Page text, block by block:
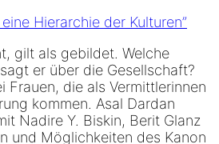
gilt als gebildet. Welche
er über die Gesellschaft?
Frauen, die als Vermittlerinnen
kommen. Asal Dardan
Nadire Y. Biskin, Berit Glanz
und Möglichkeiten des Kanon